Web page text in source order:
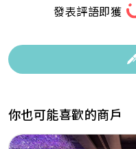
發表評語即獲
你也可能喜歡的商戶